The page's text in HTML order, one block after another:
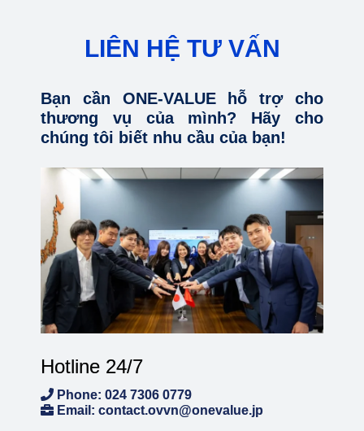
LIÊN HỆ TƯ VẤN
Bạn cần ONE-VALUE hỗ trợ cho
thương vụ của mình? Hãy cho
chúng tôi biết nhu cầu của bạn!
Hotline 24/7
Phone: 024 7306 0779
Email: contact.ovvn@onevalue.jp